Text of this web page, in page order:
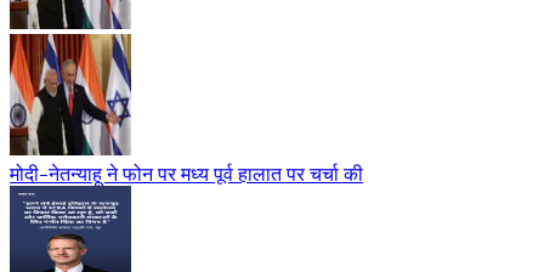
मोदी-नेतन्याहू ने फोन पर मध्य पूर्व हालात पर चर्चा की